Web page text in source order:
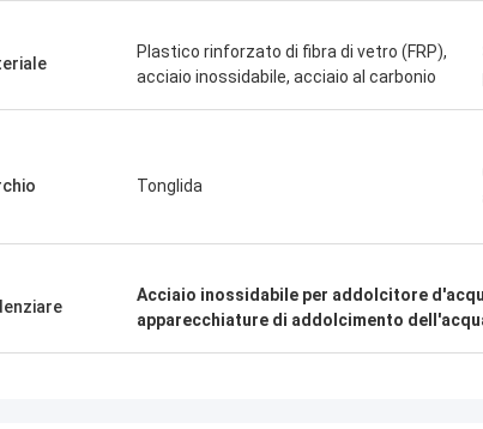
Plastico rinforzato di fibra di vetro (FRP),
acciaio inossidabile, acciaio al carbonio
Tonglida
Acciaio inossidabile per addolcitore
apparecchiature di addolcimento